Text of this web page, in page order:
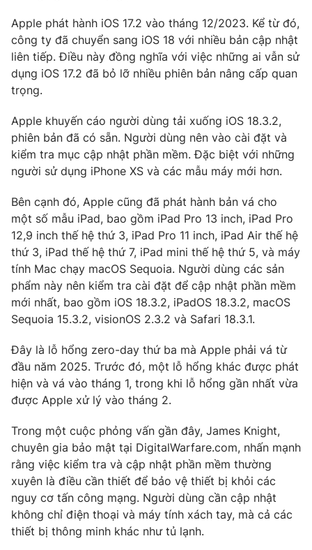
VTV Money VTV Thể thao
VTV Sức khoẻ Bất động sản
VTV4 Vươn mình bằng AI
Liên hệ tòa soạn English
THỜI BÁO VTV
Theo dõi báo trên
Cơ quan báo chí:Thời báo VTV
Giấy phép hoạt động báo in và báo điện tử số 483/GP-BTTTT
cấp ngày 29/12/2023
Tổng Biên tập:Vũ Thanh Thủy
Phó Tổng Biên tập:Nguyễn Thị Mỹ Hạnh, Phạm Quốc Thắng,
Nguyễn Trọng Ninh
Tổng đài VTV:024.38 355 931 - 024.38 355 932
Apple phát hành iOS 17.2 vào tháng 12/2023. Kể từ đó,
công ty đã chuyển sang iOS 18 với nhiều bản cập nhật
liên tiếp. Điều này đồng nghĩa với việc những ai vẫn sử
dụng iOS 17.2 đã bỏ lỡ nhiều phiên bản nâng cấp quan
trọng.
Apple khuyến cáo người dùng tải xuống iOS 18.3.2,
phiên bản đã có sẵn. Người dùng nên vào cài đặt và
kiểm tra mục cập nhật phần mềm. Đặc biệt với những
người sử dụng iPhone XS và các mẫu máy mới hơn.
Bên cạnh đó, Apple cũng đã phát hành bản vá cho
một số mẫu iPad, bao gồm iPad Pro 13 inch, iPad Pro
12,9 inch thế hệ thứ 3, iPad Pro 11 inch, iPad Air thế hệ
thứ 3, iPad thế hệ thứ 7, iPad mini thế hệ thứ 5, và máy
tính Mac chạy macOS Sequoia. Người dùng các sản
phẩm này nên kiểm tra cài đặt để cập nhật phần mềm
mới nhất, bao gồm iOS 18.3.2, iPadOS 18.3.2, macOS
Sequoia 15.3.2, visionOS 2.3.2 và Safari 18.3.1.
Đây là lỗ hổng zero-day thứ ba mà Apple phải vá từ
đầu năm 2025. Trước đó, một lỗ hổng khác được phát
hiện và vá vào tháng 1, trong khi lỗ hổng gần nhất vừa
được Apple xử lý vào tháng 2.
Trong một cuộc phỏng vấn gần đây, James Knight,
chuyên gia bảo mật tại DigitalWarfare.com, nhấn mạnh
rằng việc kiểm tra và cập nhật phần mềm thường
xuyên là điều cần thiết để bảo vệ thiết bị khỏi các
nguy cơ tấn công mạng. Người dùng cần cập nhật
không chỉ điện thoại và máy tính xách tay, mà cả các
thiết bị thông minh khác như tủ lạnh.